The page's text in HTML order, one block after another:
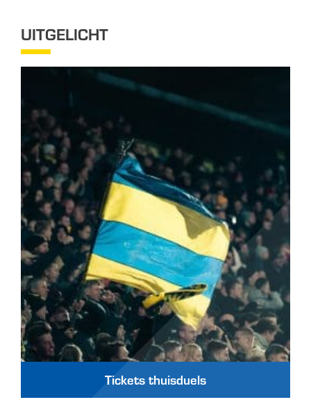
UITGELICHT
Tickets thuisduels